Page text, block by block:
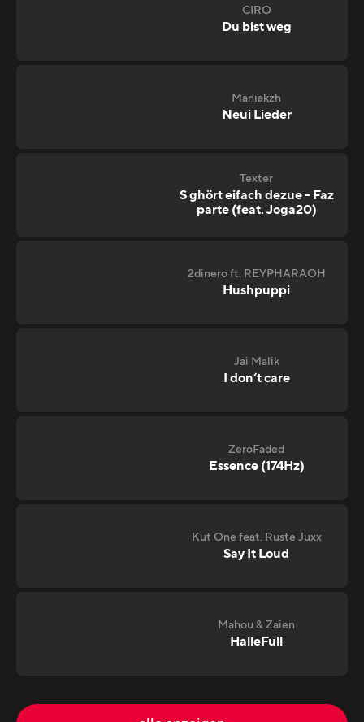
CIRO
Du bist weg
Maniakzh
Neui Lieder
Texter
S ghört eifach dezue - Faz
parte (feat. Joga20)
2dinero ft. REYPHARAOH
Hushpuppi
Jai Malik
I don‘t care
ZeroFaded
Essence (174Hz)
Kut One feat. Ruste Juxx
Say It Loud
Mahou & Zaien
HalleFull